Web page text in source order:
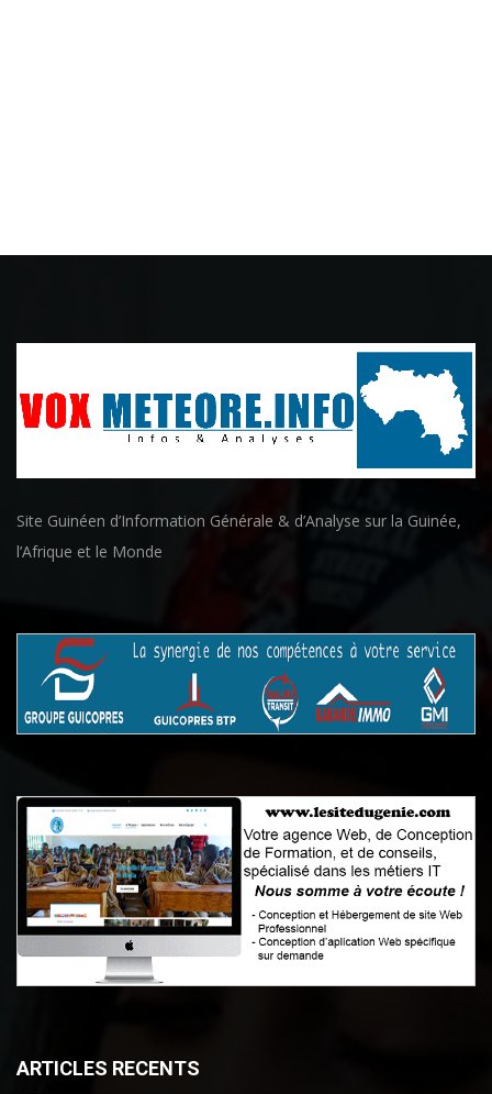
Site Guinéen d’Information Générale & d’Analyse sur la Guinée,
l’Afrique et le Monde
ARTICLES RECENTS